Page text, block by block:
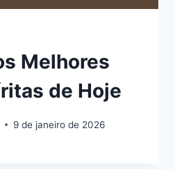
Melhores
de Hoje
9 de janeiro de 2026